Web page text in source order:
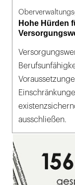
Hohe Hürden
ausschließen.